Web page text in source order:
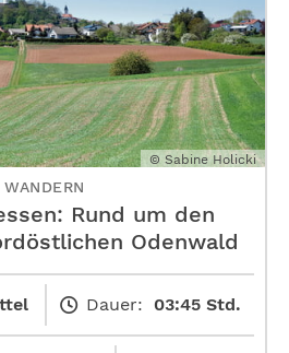
© Sabine Holicki
WANDERN
Rund um den
Odenwald
Dauer: 03:45 Std.